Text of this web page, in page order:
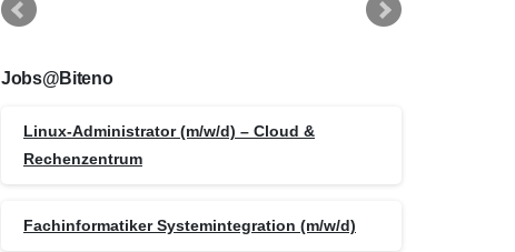
Jobs@Biteno
Linux-Administrator (m/w/d) – Cloud &
Rechenzentrum
Fachinformatiker Systemintegration (m/w/d)